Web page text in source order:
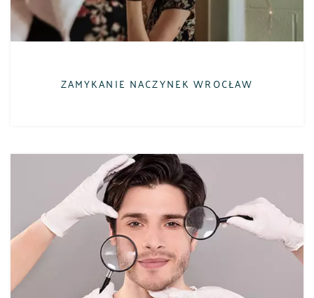
ZAMYKANIE NACZYNEK WROCŁAW